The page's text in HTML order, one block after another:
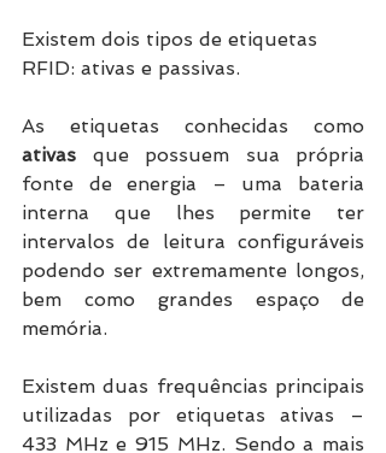
Existem dois tipos de etiquetas
RFID: ativas e passivas.
ativas que possuem sua própria
fonte de energia – uma bateria
interna que lhes permite ter
intervalos de leitura configuráveis
podendo ser extremamente longos,
bem como grandes espaço de
memória.
Existem duas frequências principais
utilizadas por etiquetas ativas –
433 MHz e 915 MHz. Sendo a mais